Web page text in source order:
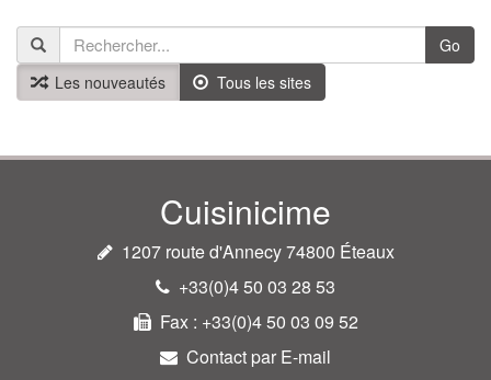
Go
Les nouveautés
Tous les sites
Cuisinicime
1207 route d'Annecy 74800 Éteaux
+33(0)4 50 03 28 53
Fax : +33(0)4 50 03 09 52
Contact par E-mail